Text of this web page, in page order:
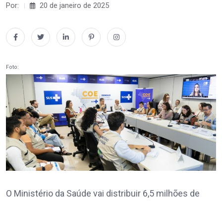
Por: 20 de janeiro de 2025
Foto:
O Ministério da Saúde vai distribuir 6,5 milhões de